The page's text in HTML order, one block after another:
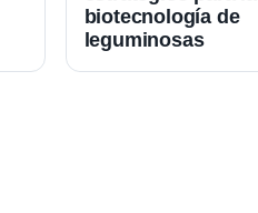
biotecnología de
leguminosas